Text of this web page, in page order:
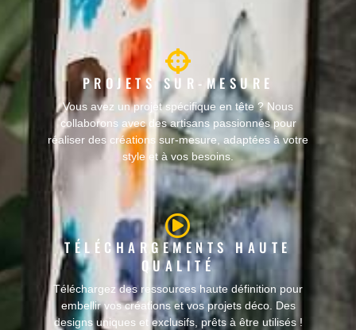
PROJETS SUR-MESURE
Vous avez un projet spécifique en tête ? Nous
collaborons avec des artisans passionnés pour
réaliser des créations sur-mesure, adaptées à votre
style et à vos besoins.
TÉLÉCHARGEMENTS HAUTE
QUALITÉ
Téléchargez des ressources haute définition pour
embellir vos créations et vos projets déco. Des
designs uniques et exclusifs, prêts à être utilisés !